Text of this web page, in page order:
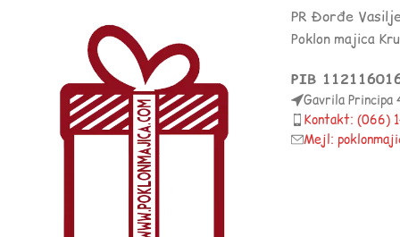
PR Đorđe
Poklon majica
PIB
Gavrila Principa
Kontakt: (066)
Mejl: